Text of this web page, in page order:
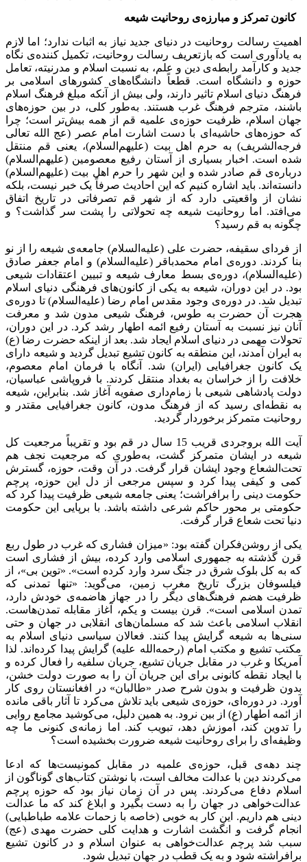
کانون تمرکز و مبارزه‌ی روحانیت شیعه
اهمیت رسالت روحانیت در دنیای جدید نیاز به اثبات ندارد؛ اما لازم
به یادآوری است که بازتعریف رسالت روحانیت، تکمیل کننده‌ی نگاه
جدید و کارآمد رابطه‌ی دین و علم، به نسبت اسلام و مدرنیته، تعامل
حوزه و دانشگاه است. قطعاً دانشگاه‌های کشورهای اسلامی بر
فرهنگ دنیای اسلام تاثیر دارند، ولی بیش از آنکه مبلغ فرهنگ اسلام
باشند، مترجم فرهنگ غرب هستند. به‌طور کلی، در بین حوزه‌های
جهان اسلام، ظرفیت حوزه‌ی علمیه قم از همه بیش‌تر است؛ چرا
که حوزه‌های حاشیه‌ای با دست اشارت امام عصر (عج الله تعالی
فرجه‌الشریف) به حرم اهل بیت (علیهم‌‌السلام)، یعنی قم منتقل
شده است. اخبار بسیاری از آستان رفیع معصومین (علیهم‌‌السلام)
درباره‌ی قم صادر شده و این شهر را حرم اهل بیت (علیهم‌السلام)
دانسته‌اند. باید اشاره کنیم که این احادیث صرفاً یک خبر نیست، بلکه
نشان از واقعیتی دارد که از شهر قم تصرفاتی در تاریخ اتفاق
می‌افتد. اما روحانیت شیعه چه تحولاتی را پشت سر گذاشت؟ و
چگونه به قم رسید؟
از فردای سقیفه، حضرت علی (علیه‌السلام) جامعه‌ی شیعه را از نو
بنا کردند. دوره‌ی امام محمدباقر (علیه‌السلام) و امام جعفر صادق
(علیه‌السلام)، دوره‌ی بسط معارف شیعه و تبیین اعتقادات شیعی
بود. در این دوران، شیعه به یکی از کانون‌های فرهنگی دنیای اسلام
تبدیل شد. در دوره‌ی وجود مقدس امام رضا (علیه‌السلام) تا دوره‌ی
هجرت آن حضرت به طوس، فرهنگ شیعی مدون شد و معرفت
آنان نیز نسبت به آستان رفیع ائمه اطهار رشد کرد. در این دوران،
تحولات مهمی در دنیای اسلام ایجاد شد. بعد از اینکه حضرت رضا (ع)
به ایران آمدند، این منطقه به کانون تشیع تبدیل گردید و شیعه دارای
یک کانون جغرافیایی (ایران) شد. آنگاه با فرمان امام معصوم،
خلافت را از خراسان به بغداد منتقل کردند. با فروپاشی عباسیان،
دولت پادشاهی شیعی با زمام‌داری صفویه آغاز شد. بنابراین، شیعه
به نقطه‌ای رسید که از فرهنگ مدون، کانون جغرافیایی مقتدر و
روحانیت متمرکز برخوردار گردید.
آیت الله بروجردی قریب 15 سال در قم بود و تقریباً مرجعیت کل
شیعه در ایشان متمرکز گشت، به‌طوری که مرجعیت نجف هم
تحت‌الشعاع وجود ایشان قرار گرفت. در آن وقت، حوزه، گسترش
کمی و کیفی پیدا کرد و سپس مرجعی از دل این حوزه، پرچم
حکومت دینی را برافراشت؛ یعنی جامعه شیعی ظرفیت پیدا کرد که
حکومتی بر محور حاکم شرعی داشته باشد. با برپایی این حکومت
دنیا تحت شعاع قرار گرفت.
یکی از روشن‌فکران گفته بود: «میزان فشاری که غرب در طول ربع
قرن گذشته به جمهوری اسلامی وارد کرده، بیش از فشاری است
که به کل بلوک شرق در جنگ سرد وارد کرده است». «توین ‌بی»، از
فیلسوفان بزرگ تاریخ مغرب زمین، می‌گوید: «تنها تمدنی که
ظرفیت هضم فرهنگ‌های دیگر را در جهاز هاضمه‌ی خودش دارد،
تمدن اسلامی است». قرن بیست و یکم، آغاز مقابله تمدن‌هاست.
انقلاب اسلامی باعث شد که مسلمان‌های انقلابی در جهان و حتی
سنی‌ها به شیعه گرایش پیدا کنند. فعالان سیاسی دنیای اسلام به
مکتب تشیع و مکتب امام (رحمه‌الله علیه) گرایش پیدا کرده‌اند. لذا
آمریکا و غرب در مقابل جریان تشیع، جریان سلفیه را فعال کرده و
با ایجاد نقطه کانونی برای این جریان آن را به صورت دولت خشن،
بدون ظرفیت و بدون شرح صدر «طالبان» در افغانستان روی کار
آورد. در دوره‌ای، حوزه‌ی‌ شیعی باید تلاش می‌کرد تا آثار باقی مانده
از ائمه اطهار (ع) از بین نرود. به همین دلیل، می‌کوشید مجامع روایی
را تدوین کند، آموزش دهد، تبویب کند. اما زمانه‌ی کنونی ما چه
وظیفه‌ای را برای روحانیت شیعه ضرورت بخشیده است؟
چند دهه‌ی قبل، حوزه‌ی علمیه در مقابل کمونیست‌ها که ادعا
می‌کردند دین با عدالت مخالف است، با نوشتن کتاب‌های گوناگون از
اسلام دفاع می‌کردند. پس در آن زمان نیاز بود که حوزه پرچم
عدالت‌خواهی در جهان را به دست بگیرد و ابلاغ کند که ما عدالت
دینی هم داریم. این کار به خوبی (خاصه با زحمات علامه طباطبایی)
انجام گرفت و انگشت اشارت و هدایت کلی حضرت مهدی (عج)
سبب شد پرچم عدالت‌خواهی به عنوان اسلام و در کانون تشیع
برافراشته شود و به یک قطب در جهان تبدیل شود.